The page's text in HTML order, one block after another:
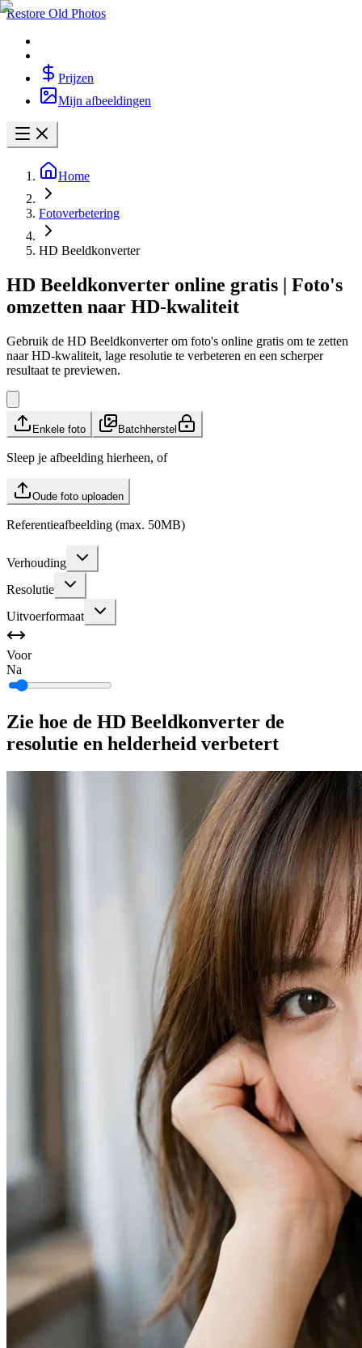
Restore Old Photos
Prijzen
Mijn afbeeldingen
Home
Fotoverbetering
HD Beeldkonverter
HD Beeldkonverter online gratis | Foto's
omzetten naar HD-kwaliteit
Gebruik de HD Beeldkonverter om foto's online gratis om te zetten
naar HD-kwaliteit, lage resolutie te verbeteren en een scherper
resultaat te previewen.
Enkele foto Batchherstel
Sleep je afbeelding hierheen, of
Oude foto uploaden
Referentieafbeelding (max. 50MB)
Verhouding
Resolutie
Uitvoerformaat
Voor
Na
Zie hoe de HD Beeldkonverter de
resolutie en helderheid verbetert